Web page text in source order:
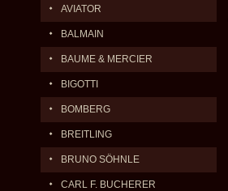
AVIATOR
BALMAIN
BAUME & MERCIER
BIGOTTI
BOMBERG
BREITLING
BRUNO SÖHNLE
CARL F. BUCHERER